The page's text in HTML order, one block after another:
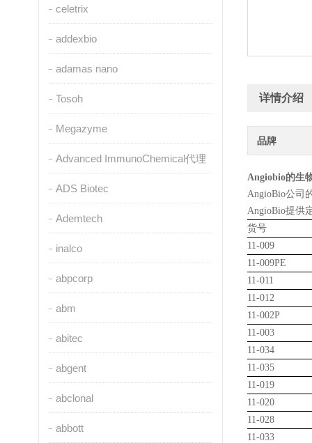
celetrix
addexbio
adamas nano
Tosoh
Megazyme
Advanced ImmunoChemical代理
ADS Biotec
Ademtech
inalco
abpcorp
abm
abitec
abgent
abclonal
abbott
详情介绍
品牌
Angiobio的生
AngioBio公司
AngioBio提供
货号
11-009
11-009PE
11-011
11-012
11-002P
11-003
11-034
11-035
11-019
11-020
11-028
11-033